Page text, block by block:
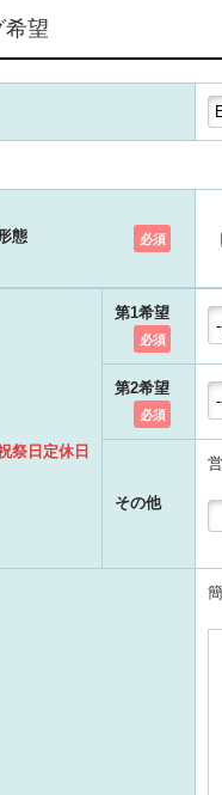
希望
態 必須
祭日定休日
第1希望
必須
第2希望
必須
その他